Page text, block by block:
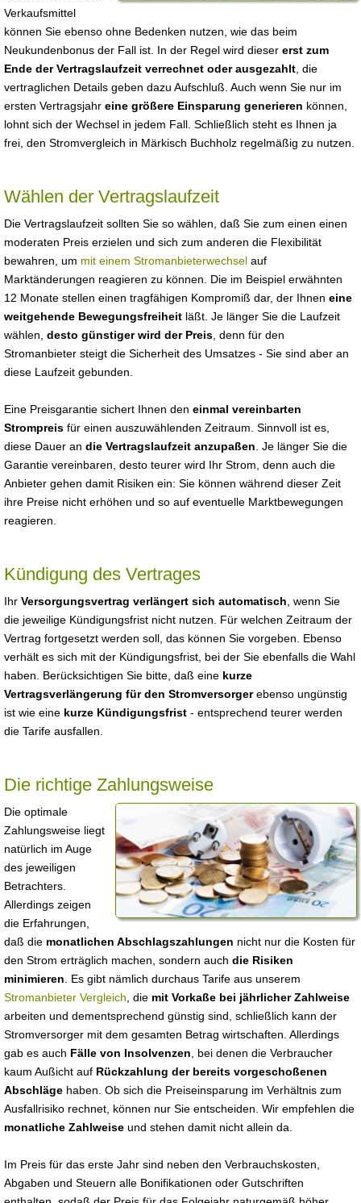
Verkaufsmittel
können Sie ebenso ohne Bedenken nutzen, wie das beim
Neukundenbonus der Fall ist. In der Regel wird dieser erst zum
Ende der Vertragslaufzeit verrechnet oder ausgezahlt , die
vertraglichen Details geben dazu Aufschluß. Auch wenn Sie nur im
ersten Vertragsjahr eine größere Einsparung generieren können,
lohnt sich der Wechsel in jedem Fall. Schließlich steht es Ihnen ja
frei, den Stromvergleich in Märkisch Buchholz regelmäßig zu nutzen.
Wählen der Vertragslaufzeit
Die Vertragslaufzeit sollten Sie so wählen, daß Sie zum einen einen
moderaten Preis erzielen und sich zum anderen die Flexibilität
bewahren, um mit einem Stromanbieterwechsel auf
Marktänderungen reagieren zu können. Die im Beispiel erwähnten
12 Monate stellen einen tragfähigen Kompromiß dar, der Ihnen eine
weitgehende Bewegungsfreiheit läßt. Je länger Sie die Laufzeit
wählen, desto günstiger wird der Preis , denn für den
Stromanbieter steigt die Sicherheit des Umsatzes - Sie sind aber an
diese Laufzeit gebunden.
Eine Preisgarantie sichert Ihnen den einmal vereinbarten
Strompreis für einen auszuwählenden Zeitraum. Sinnvoll ist es,
diese Dauer an die Vertragslaufzeit anzupaßen . Je länger Sie die
Garantie vereinbaren, desto teurer wird Ihr Strom, denn auch die
Anbieter gehen damit Risiken ein: Sie können während dieser Zeit
ihre Preise nicht erhöhen und so auf eventuelle Marktbewegungen
reagieren.
Kündigung des Vertrages
Ihr Versorgungsvertrag verlängert sich automatisch , wenn Sie
die jeweilige Kündigungsfrist nicht nutzen. Für welchen Zeitraum der
Vertrag fortgesetzt werden soll, das können Sie vorgeben. Ebenso
verhält es sich mit der Kündigungsfrist, bei der Sie ebenfalls die Wahl
haben. Berücksichtigen Sie bitte, daß eine kurze
Vertragsverlängerung für den Stromversorgerebenso ungünstig
ist wie eine kurze Kündigungsfrist - entsprechend teurer werden
die Tarife ausfallen.
Die richtige Zahlungsweise
Die optimale
Zahlungsweise liegt
natürlich im Auge
des jeweiligen
Betrachters.
Allerdings zeigen
die Erfahrungen,
daß die monatlichen Abschlagszahlungen nicht nur die Kosten für
den Strom erträglich machen, sondern auch die Risiken
minimieren . Es gibt nämlich durchaus Tarife aus unserem
Stromanbieter Vergleich , die mit Vorkaße bei jährlicher Zahlweise
arbeiten und dementsprechend günstig sind, schließlich kann der
Stromversorger mit dem gesamten Betrag wirtschaften. Allerdings
gab es auch Fälle von Insolvenzen , bei denen die Verbraucher
kaum Außicht auf Rückzahlung der bereits vorgeschoßenen
Abschläge haben. Ob sich die Preiseinsparung im Verhältnis zum
Ausfallrisiko rechnet, können nur Sie entscheiden. Wir empfehlen die
monatliche Zahlweise und stehen damit nicht allein da.
Im Preis für das erste Jahr sind neben den Verbrauchskosten,
Abgaben und Steuern alle Bonifikationen oder Gutschriften